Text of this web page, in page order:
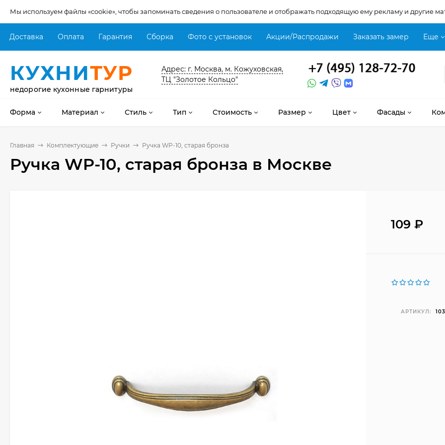
Мы используем файлы «cookie», чтобы запоминать сведения о пользователе и отображать подходящую ему рекламу и другие
Доставка Оплата Гарантия Сборка Фото с установок Акции/Распродажи Заказать замер Еще
КУХНИТУР
недорогие кухонные гарнитуры
Адрес: г. Москва, м. Кожуховская,
ТЦ "Золотое Кольцо"
Форма Материал Стиль Тип Стоимость Размер Цвет Фасады
Главная Комплектующие Ручки Ручка WP-10, старая бронза
Ручка WP-10, старая бронза в Москве
109₽
АРТИКУЛ: